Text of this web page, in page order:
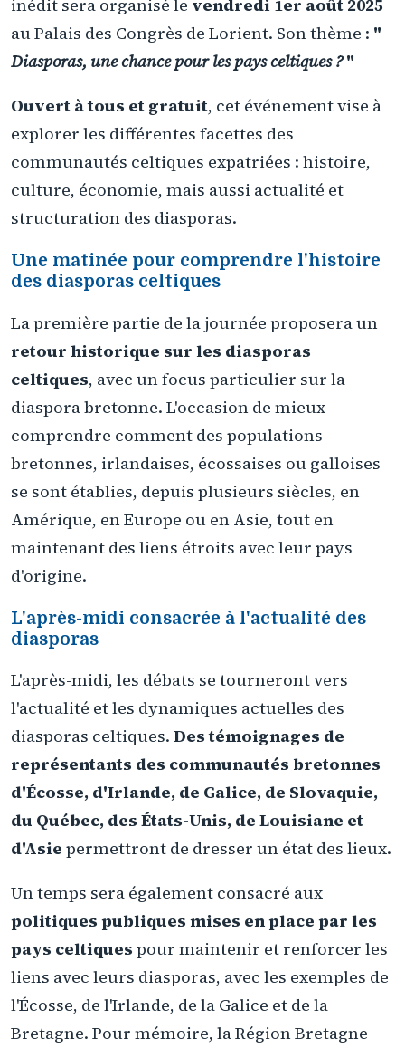
inédit sera organisé le vendredi 1er août 2025
au Palais des Congrès de Lorient. Son thème : "
Diasporas, une chance pour les pays celtiques ?"
Ouvert à tous et gratuit, cet événement vise à
explorer les différentes facettes des
communautés celtiques expatriées : histoire,
culture, économie, mais aussi actualité et
structuration des diasporas.
Une matinée pour comprendre l'histoire
des diasporas celtiques
La première partie de la journée proposera un
retour historique sur les diasporas
celtiques, avec un focus particulier sur la
diaspora bretonne. L'occasion de mieux
comprendre comment des populations
bretonnes, irlandaises, écossaises ou galloises
se sont établies, depuis plusieurs siècles, en
Amérique, en Europe ou en Asie, tout en
maintenant des liens étroits avec leur pays
d'origine.
L'après-midi consacrée à l'actualité des
diasporas
L'après-midi, les débats se tourneront vers
l'actualité et les dynamiques actuelles des
diasporas celtiques. Des témoignages de
représentants des communautés bretonnes
d'Écosse, d'Irlande, de Galice, de Slovaquie,
du Québec, des États-Unis, de Louisiane et
d'Asie permettront de dresser un état des lieux.
Un temps sera également consacré aux
politiques publiques mises en place par les
pays celtiques pour maintenir et renforcer les
liens avec leurs diasporas, avec les exemples de
l'Écosse, de l'Irlande, de la Galice et de la
Bretagne. Pour mémoire, la Région Bretagne